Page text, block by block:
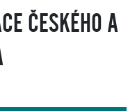
ČESKÉHO A